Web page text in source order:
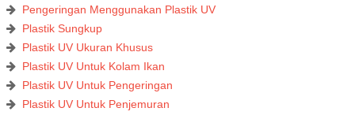
Pengeringan Menggunakan Plastik UV
Plastik Sungkup
Plastik UV Ukuran Khusus
Plastik UV Untuk Kolam Ikan
Plastik UV Untuk Pengeringan
Plastik UV Untuk Penjemuran